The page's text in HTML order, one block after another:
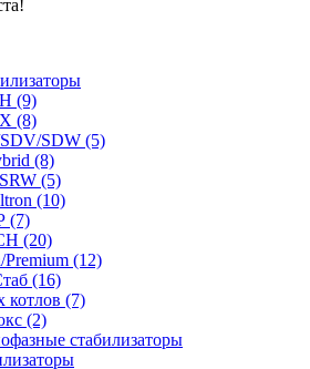
(9)
(8)
SDW (5)
(8)
(5)
(10)
(7)
(20)
Premium (12)
(16)
котлов (7)
(2)
стабилизаторы